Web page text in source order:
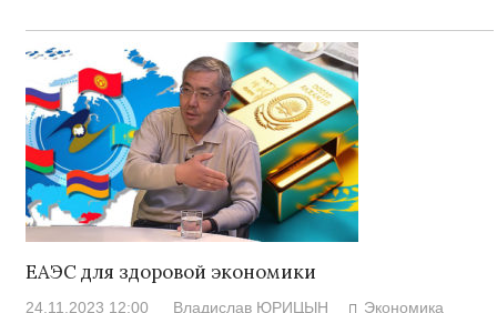
ЕАЭС для здоровой экономики
24.11.2023 12:00 Владислав ЮРИЦЫН
Экономика